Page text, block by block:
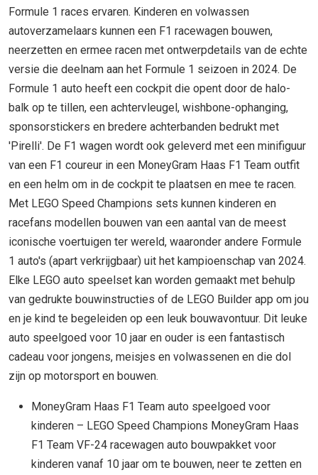
Formule 1 races ervaren. Kinderen en volwassen
autoverzamelaars kunnen een F1 racewagen bouwen,
neerzetten en ermee racen met ontwerpdetails van de echte
versie die deelnam aan het Formule 1 seizoen in 2024. De
Formule 1 auto heeft een cockpit die opent door de halo-
balk op te tillen, een achtervleugel, wishbone-ophanging,
sponsorstickers en bredere achterbanden bedrukt met
'Pirelli'. De F1 wagen wordt ook geleverd met een minifiguur
van een F1 coureur in een MoneyGram Haas F1 Team outfit
en een helm om in de cockpit te plaatsen en mee te racen.
Met LEGO Speed Champions sets kunnen kinderen en
racefans modellen bouwen van een aantal van de meest
iconische voertuigen ter wereld, waaronder andere Formule
1 auto's (apart verkrijgbaar) uit het kampioenschap van 2024.
Elke LEGO auto speelset kan worden gemaakt met behulp
van gedrukte bouwinstructies of de LEGO Builder app om jou
en je kind te begeleiden op een leuk bouwavontuur. Dit leuke
auto speelgoed voor 10 jaar en ouder is een fantastisch
cadeau voor jongens, meisjes en volwassenen en die dol
zijn op motorsport en bouwen.
MoneyGram Haas F1 Team auto speelgoed voor
kinderen – LEGO Speed Champions MoneyGram Haas
F1 Team VF-24 racewagen auto bouwpakket voor
kinderen vanaf 10 jaar om te bouwen, neer te zetten en